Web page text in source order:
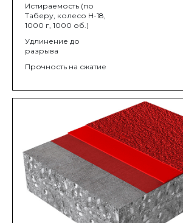
Истираемость (по
Таберу, колесо Н-18,
1000 г, 1000 об.)
Удлинение до
разрыва
Прочность на сжатие